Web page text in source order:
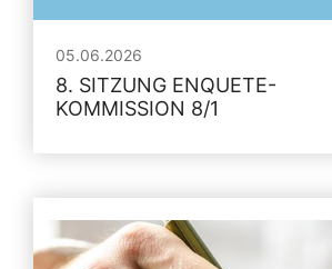
05.06.2026
8. SITZUNG ENQUETE-
KOMMISSION 8/1